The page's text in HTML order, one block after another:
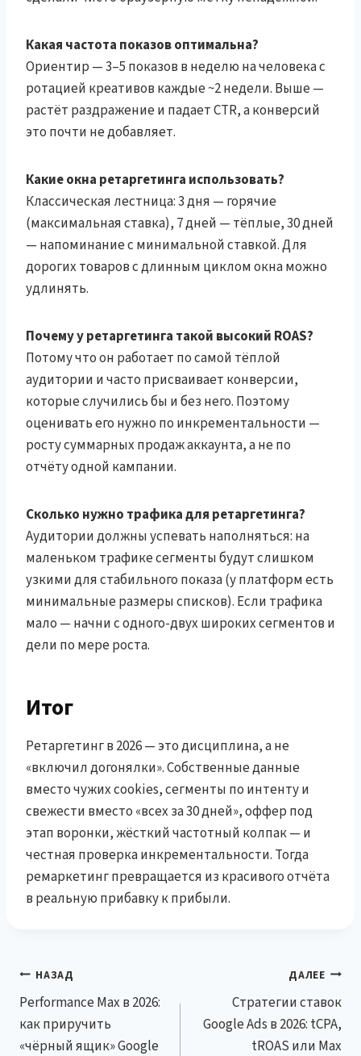
Какая частота показов оптимальна?
Ориентир — 3–5 показов в неделю на человека с
ротацией креативов каждые ~2 недели. Выше —
растёт раздражение и падает CTR, а конверсий
это почти не добавляет.
Какие окна ретаргетинга использовать?
Классическая лестница: 3 дня — горячие
(максимальная ставка), 7 дней — тёплые, 30 дней
— напоминание с минимальной ставкой. Для
дорогих товаров с длинным циклом окна можно
удлинять.
Почему у ретаргетинга такой высокий ROAS?
Потому что он работает по самой тёплой
аудитории и часто присваивает конверсии,
которые случились бы и без него. Поэтому
оценивать его нужно по инкрементальности —
росту суммарных продаж аккаунта, а не по
отчёту одной кампании.
Сколько нужно трафика для ретаргетинга?
Аудитории должны успевать наполняться: на
маленьком трафике сегменты будут слишком
узкими для стабильного показа (у платформ есть
минимальные размеры списков). Если трафика
мало — начни с одного-двух широких сегментов и
дели по мере роста.
Итог
Ретаргетинг в 2026 — это дисциплина, а не
«включил догонялки». Собственные данные
вместо чужих cookies, сегменты по интенту и
свежести вместо «всех за 30 дней», оффер под
этап воронки, жёсткий частотный колпак — и
честная проверка инкрементальности. Тогда
ремаркетинг превращается из красивого отчёта
в реальную прибавку к прибыли.
Навигация
по
записям
НАЗАД
Performance Max в 2026:
как приручить
«чёрный ящик» Google
ДАЛЕЕ
Стратегии ставок
Google Ads в 2026: tCPA,
tROAS или Max